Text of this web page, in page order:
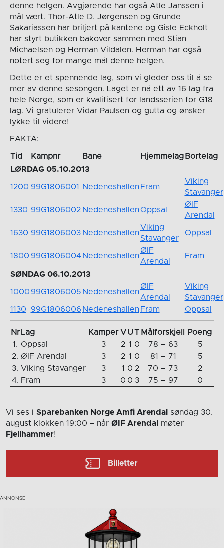
denne helgen. Avgjørende har også Atle Janssen i
mål vært. Thor-Atle D. Jørgensen og Grunde
Sakariassen har briljert på kantene og Gisle Eckholt
har styrt butikken bakover sammen med Stian
Michaelsen og Herman Vildalen. Herman har også
notert seg for mange mål denne helgen.
Dette er et spennende lag, som vi gleder oss til å se
mer av denne sesongen. Laget er nå ett av 16 lag fra
hele Norge, som er kvalifisert for landsserien for G18
lag. Vi gratulerer Vidar Paulsen og gutta og ønsker
lykke til videre!
FAKTA:
Tid Kampnr Bane Hjemmelag Bortelag
LØRDAG 05.10.2013
1200 99G1806001 Nedeneshallen Fram
Viking
Stavanger
1330 99G1806002 NedeneshallenOppsal
ØIF
Arendal
1630 99G1806003 Nedeneshallen
Viking
Stavanger
Oppsal
1800 99G1806004 Nedeneshallen
ØIF
Arendal
Fram
SØNDAG 06.10.2013
1000 99G1806005 Nedeneshallen
ØIF
Arendal
Viking
Stavanger
1130
99G1806006 Nedeneshallen Fram Oppsal
Nr Lag Kamper V UT Målforskjell
Poeng
1. Oppsal 3 2 1 0 78 – 63
5
2. ØIF Arendal 3 2 1 0 81 – 71
5
3. Viking Stavanger 3 1 0 2 70 – 73
2
4. Fram 3 0 0 3 75 – 97 0
Vi ses i Sparebanken Norge Amfi Arendal
søndag 30.
august klokken 19:00 – når ØIF Arendal
møter
Fjellhammer!
Billetter